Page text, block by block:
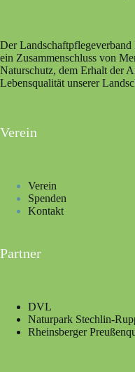
Der
ein Zusammenschluss von
Naturschutz, dem Erhalt der
Lebensqualität unserer
Verein
Verein
Spenden
Kontakt
Partner
DVL
Naturpark Stechlin-
Rheinsberger